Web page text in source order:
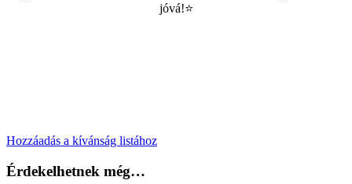
jóvá!⭐
Hozzáadás a kívánság listához
Érdekelhetnek még…